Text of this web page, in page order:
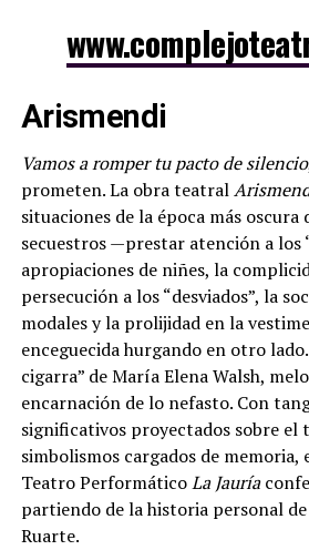
Arismendi
Vamos a romper tu pacto de silencio
prometen. La obra teatral
situaciones de la época más oscura
secuestros —prestar atención a los
apropiaciones de niñes, la
persecución a los “desviados”, la
modales y la prolijidad en la
enceguecida hurgando en otro
cigarra” de María Elena Walsh,
encarnación de lo nefasto. Con
significativos proyectados sobre el
simbolismos cargados de memoria,
Teatro PerformáticoLa Jauría
partiendo de la historia personal
Ruarte.